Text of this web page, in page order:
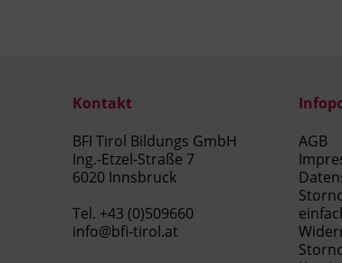
Kontakt
BFI Tirol Bildungs GmbH
Ing.-Etzel-Straße 7
6020 Innsbruck
Tel. +43 (0)509660
info@bfi-tirol.at
AGB